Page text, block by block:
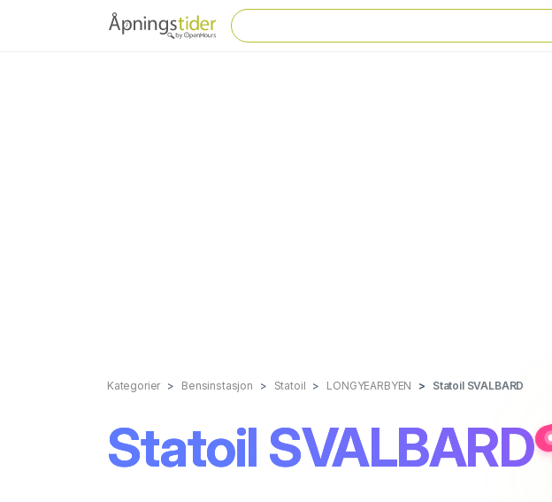
Kategorier Bensinstasjon Statoil LONGYEARBYEN Statoil SVALBARD
Statoil SVALBARD